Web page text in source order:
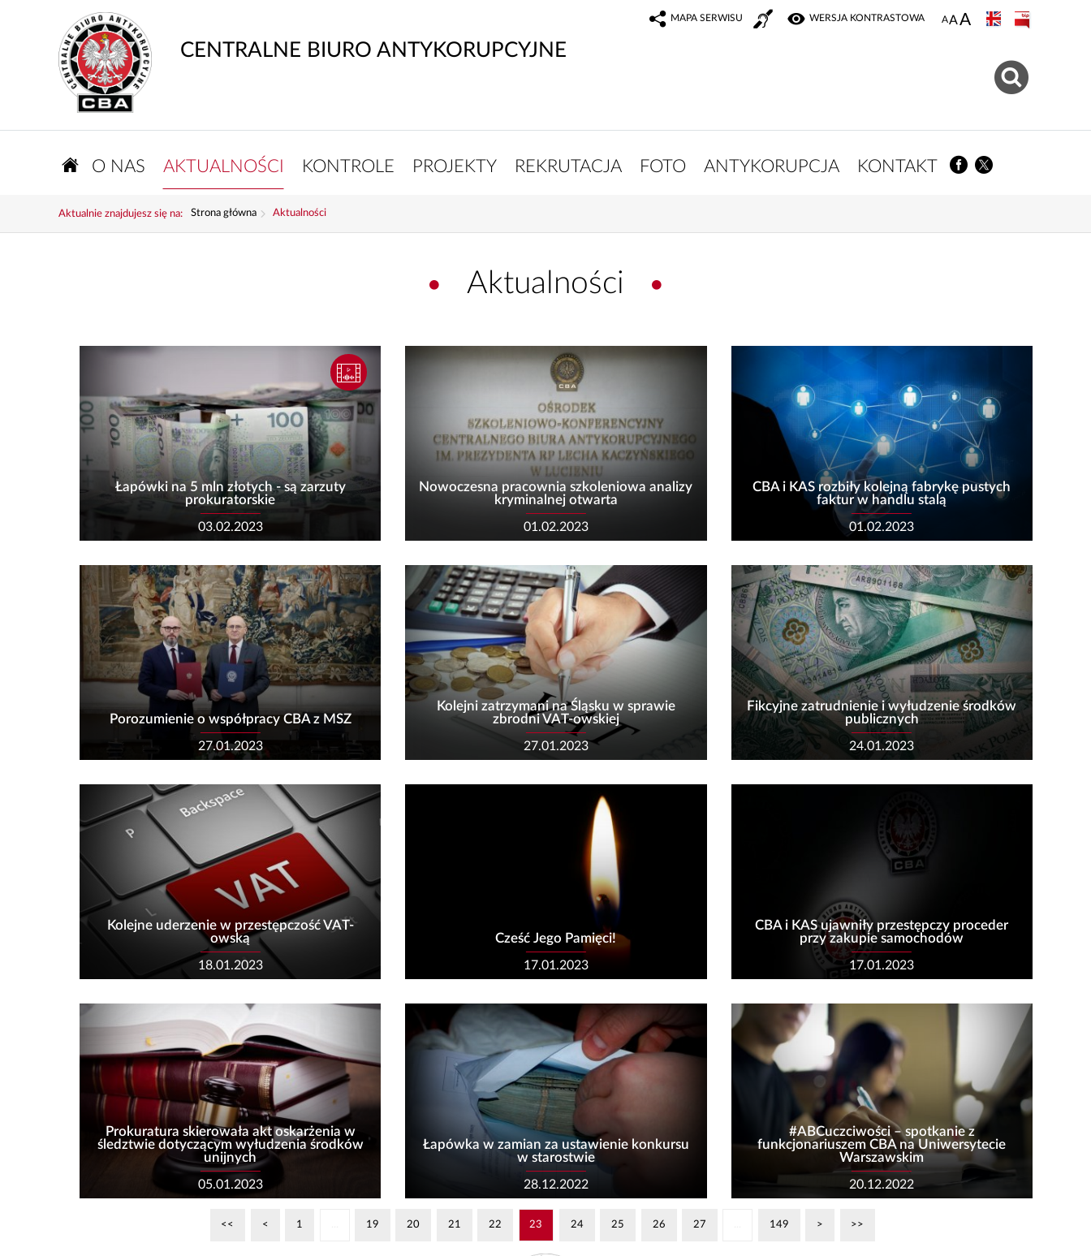
CENTRALNE BIURO ANTYKORUPCYJNE
MAPA SERWISU WERSJA KONTRASTOWA
O NAS AKTUALNOŚCI KONTROLE PROJEKTY REKRUTACJA FOTO ANTYKORUPCJA KONTAKT
Aktualnie znajdujesz się na: Strona główna Aktualności
Aktualności
Łapówki na 5 mln złotych - są zarzuty
prokuratorskie
03.02.2023
Nowoczesna pracownia szkoleniowa analizy
kryminalnej otwarta
01.02.2023
CBA i KAS rozbiły kolejną fabrykę pustych
faktur w handlu stalą
01.02.2023
Porozumienie o współpracy CBA z MSZ
27.01.2023
Kolejni zatrzymani na Śląsku w sprawie
zbrodni VAT-owskiej
27.01.2023
Fikcyjne zatrudnienie i wyłudzenie środków
publicznych
24.01.2023
Kolejne uderzenie w przestępczość VAT-
owską
18.01.2023
Cześć Jego Pamięci!
17.01.2023
CBA i KAS ujawniły przestępczy proceder
przy zakupie samochodów
17.01.2023
Prokuratura skierowała akt oskarżenia w
śledztwie dotyczącym wyłudzenia środków
unijnych
05.01.2023
Łapówka w zamian za ustawienie konkursu
w starostwie
28.12.2022
#ABCuczciwości – spotkanie z
funkcjonariuszem CBA na Uniwersytecie
Warszawskim
20.12.2022
<< < 1 19 20 21 22 23 24 25 26 27 149 > >>